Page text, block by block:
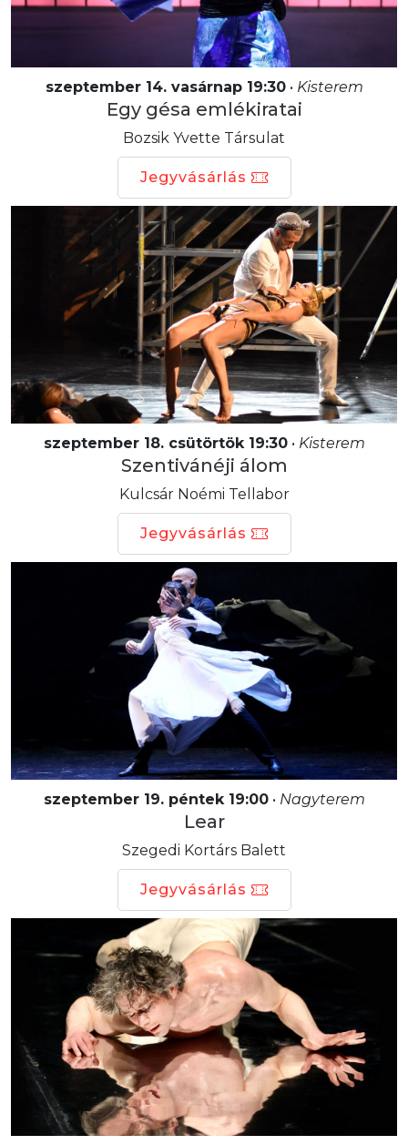
szeptember 14. vasárnap 19:30• Kisterem
Egy gésa emlékiratai
Bozsik Yvette Társulat
Jegyvásárlás
szeptember 18. csütörtök 19:30• Kisterem
Szentivánéji álom
Kulcsár Noémi Tellabor
Jegyvásárlás
szeptember 19. péntek 19:00• Nagyterem
Lear
Szegedi Kortárs Balett
Jegyvásárlás